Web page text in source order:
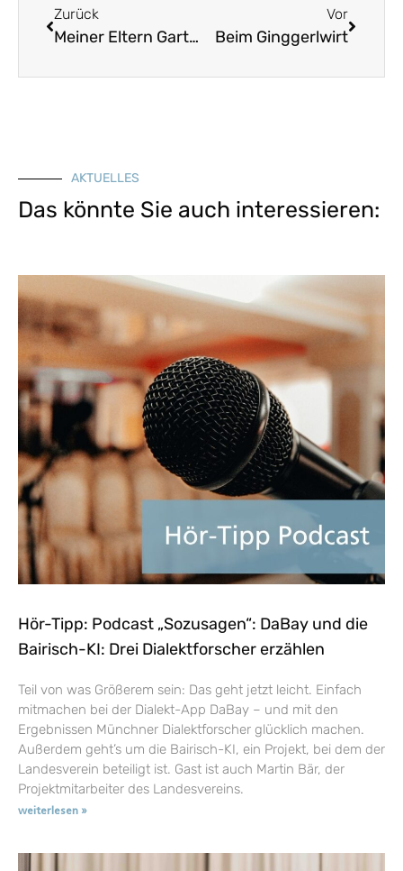
Zurück
Meiner Eltern Garten
Vor
Beim Ginggerlwirt
AKTUELLES
Das könnte Sie auch interessieren:
Hör-Tipp: Podcast „Sozusagen“: DaBay und die
Bairisch-KI: Drei Dialektforscher erzählen
Teil von was Größerem sein: Das geht jetzt leicht. Einfach
mitmachen bei der Dialekt-App DaBay – und mit den
Ergebnissen Münchner Dialektforscher glücklich machen.
Außerdem geht’s um die Bairisch-KI, ein Projekt, bei dem der
Landesverein beteiligt ist. Gast ist auch Martin Bär, der
Projektmitarbeiter des Landesvereins.
weiterlesen »